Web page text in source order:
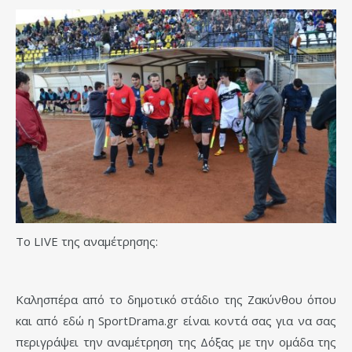
Το LIVE της αναμέτρησης:
Καλησπέρα από το δημοτικό στάδιο της Ζακύνθου όπου
και από εδώ η SportDrama.gr είναι κοντά σας για να σας
περιγράψει την αναμέτρηση της Δόξας με την ομάδα της